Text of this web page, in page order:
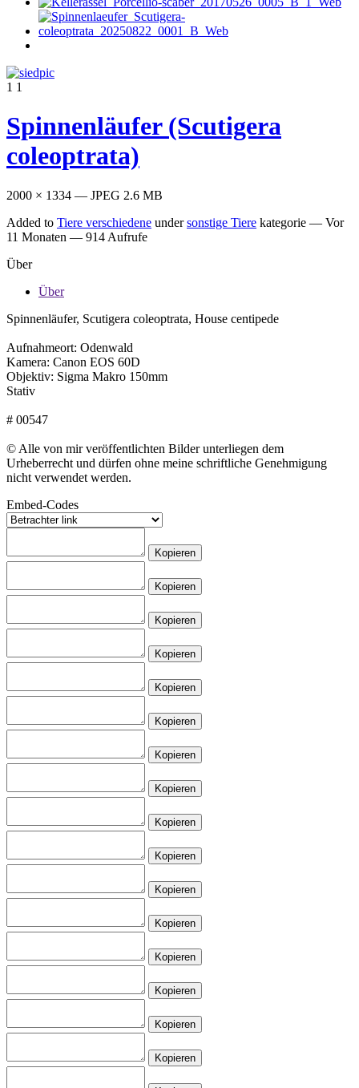
1 1
Spinnenläufer (Scutigera
coleoptrata)
2000 × 1334 — JPEG 2.6 MB
Added to Tiere verschiedene undersonstige Tiere kategorie — Vor
11 Monaten — 914 Aufrufe
Über
Über
Spinnenläufer, Scutigera coleoptrata, House centipede
Aufnahmeort: Odenwald
Kamera: Canon EOS 60D
Objektiv: Sigma Makro 150mm
Stativ
# 00547
© Alle von mir veröffentlichten Bilder unterliegen dem
Urheberrecht und dürfen ohne meine schriftliche Genehmigung
nicht verwendet werden.
Embed-Codes
Kopieren
Kopieren
Kopieren
Kopieren
Kopieren
Kopieren
Kopieren
Kopieren
Kopieren
Kopieren
Kopieren
Kopieren
Kopieren
Kopieren
Kopieren
Kopieren